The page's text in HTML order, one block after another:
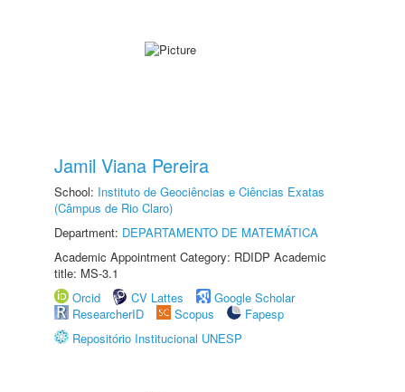
Jamil Viana Pereira
School: Instituto de Geociências e Ciências Exatas
(Câmpus de Rio Claro)
Department: DEPARTAMENTO DE MATEMÁTICA
Academic Appointment Category: RDIDP Academic
title: MS-3.1
Orcid
CV Lattes
Google Scholar
ResearcherID
Scopus
Fapesp
Repositório Institucional UNESP